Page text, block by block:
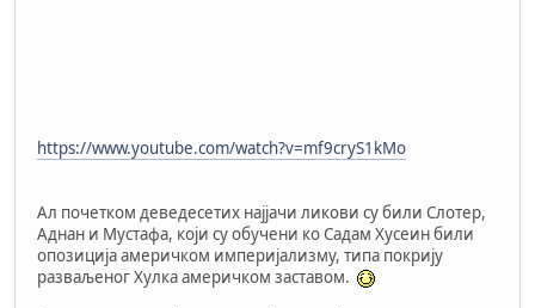
https://www.youtube.com/watch?v=mf9cryS1kMo
Ал почетком деведесетих најјачи ликови су били Слотер,
Аднан и Мустафа, који су обучени ко Садам Хусеин били
опозиција америчком империјализму, типа покрију
разваљеног Хулка америчком заставом.